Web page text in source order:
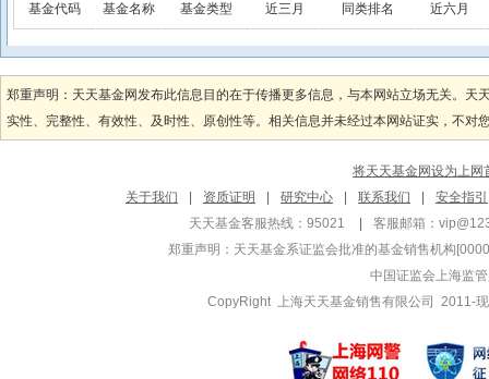
基金代码 基金名称 基金类型 近三月 同类排名 近六月
郑重声明：天天基金网发布此信息目的在于传播更多信息，与本网站立场无关。
实性、完整性、有效性、及时性、原创性等。相关信息并未经过本网站证实，不
将天天基金网设为上网
关于我们
资质证明 研究中心 联系我们
安全指引
天天基金客服热线：95021
客服邮箱：
郑重声明： 天天基金系证监会批准的基金销售机构
中国证监会上海监
CopyRight 上海天天基金销售有限公司 2011-